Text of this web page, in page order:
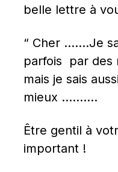
belle lettre à
“ Cher …….Je
parfois  par
mais je sais
mieux ……….
Être gentil à
important !